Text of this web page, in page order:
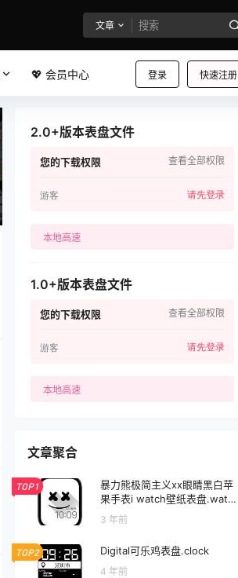
文章
登录 快速注册
💖 会员中心
2.0+版本表盘文件
您的下载权限 查看全部权限
游客 请先登录
本地高速
1.0+版本表盘文件
您的下载权限 查看全部权限
游客 请先登录
本地高速
文章聚合
TOP1
暴力熊极简主义xx眼睛黑白苹
果手表i watch壁纸表盘.watc
hface
3 年前
TOP2 Digital可乐鸡表盘.clock
4 年前